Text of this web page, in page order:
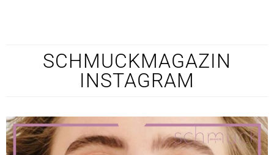
SCHMUCKMAGAZIN
INSTAGRAM